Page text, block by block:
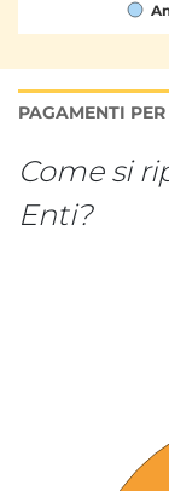
PAGAMENTI
Come si
Enti?
Grafico